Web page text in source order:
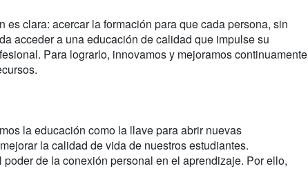
es clara: acercar la formación para que cada persona, sin
acceder a una educación de calidad que impulse su
Para lograrlo, innovamos y mejoramos continuamente
la educación como la llave para abrir nuevas
la calidad de vida de nuestros estudiantes.
poder de la conexión personal en el aprendizaje. Por ello,